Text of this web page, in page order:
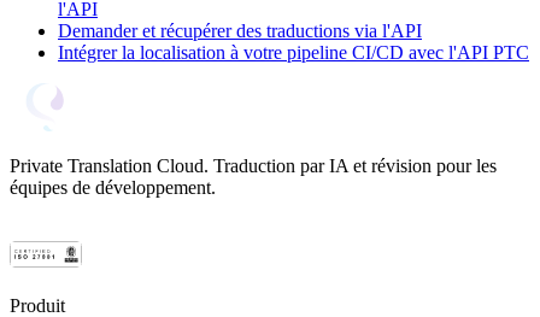
l'API
Demander et récupérer des traductions via l'API
Intégrer la localisation à votre pipeline CI/CD avec l'API PTC
Private Translation Cloud. Traduction par IA et révision pour les
équipes de développement.
Produit